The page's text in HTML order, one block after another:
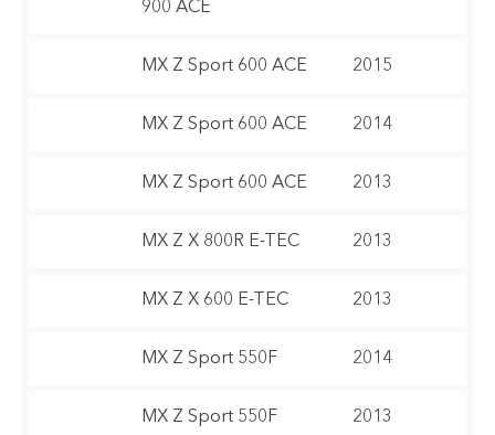
900 ACE
MX Z Sport 600 ACE 2015
MX Z Sport 600 ACE 2014
MX Z Sport 600 ACE 2013
MX Z X 800R E-TEC 2013
MX Z X 600 E-TEC 2013
MX Z Sport 550F 2014
MX Z Sport 550F 2013